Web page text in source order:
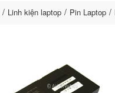
Linh kiện laptop Pin Laptop